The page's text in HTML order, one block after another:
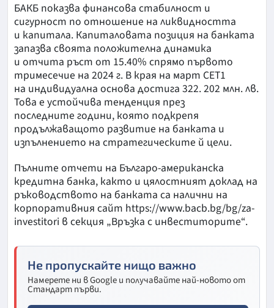
БАКБ показва финансова стабилност и
сигурност по отношение на ликвидността
и капитала. Капиталовата позиция на банката
запазва своята положителна динамика
и отчита ръст от 15.40% спрямо първото
тримесечие на 2024 г. В края на март CET1
на индивидуална основа достига 322. 202 млн. лв.
Това е устойчива тенденция през
последните години, която подкрепя
продължаващото развитие на банката и
изпълнението на стратегическите й цели.
Пълните отчети на Българо-американска
кредитна банка, както и цялостният доклад на
ръководството на банката са налични на
корпоративния сайт https://www.bacb.bg/bg/za-
investitori в секция „Връзка с инвеститорите“.
Не пропускайте нищо важно
Намерете ни в Google и получавайте най-новото от
Стандарт първи.